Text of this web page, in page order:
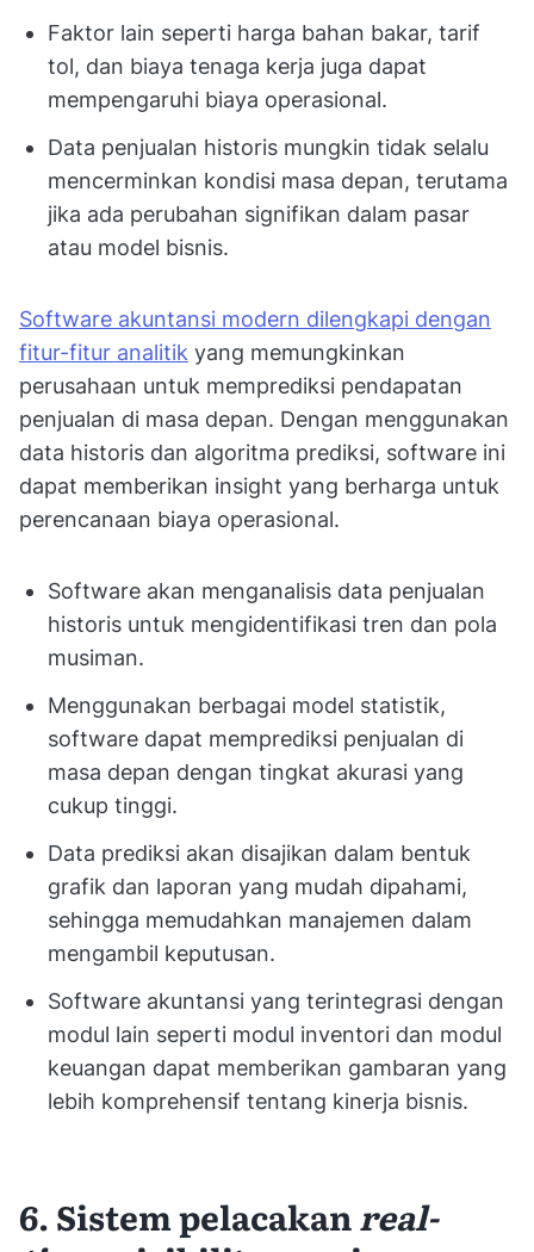
Faktor lain seperti harga bahan bakar, tarif
tol, dan biaya tenaga kerja juga dapat
mempengaruhi biaya operasional.
Data penjualan historis mungkin tidak selalu
mencerminkan kondisi masa depan, terutama
jika ada perubahan signifikan dalam pasar
atau model bisnis.
Software akuntansi modern dilengkapi dengan
fitur-fitur analitik yang memungkinkan
perusahaan untuk memprediksi pendapatan
penjualan di masa depan. Dengan menggunakan
data historis dan algoritma prediksi, software ini
dapat memberikan insight yang berharga untuk
perencanaan biaya operasional.
Software akan menganalisis data penjualan
historis untuk mengidentifikasi tren dan pola
musiman.
Menggunakan berbagai model statistik,
software dapat memprediksi penjualan di
masa depan dengan tingkat akurasi yang
cukup tinggi.
Data prediksi akan disajikan dalam bentuk
grafik dan laporan yang mudah dipahami,
sehingga memudahkan manajemen dalam
mengambil keputusan.
Software akuntansi yang terintegrasi dengan
modul lain seperti modul inventori dan modul
keuangan dapat memberikan gambaran yang
lebih komprehensif tentang kinerja bisnis.
6. Sistem pelacakanreal-